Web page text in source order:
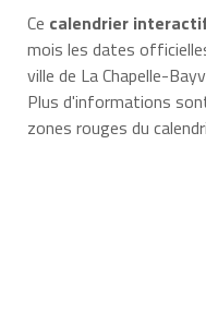
Ce calendrier
mois les dates
ville de La Chapelle-
Plus d'informations
zones rouges du